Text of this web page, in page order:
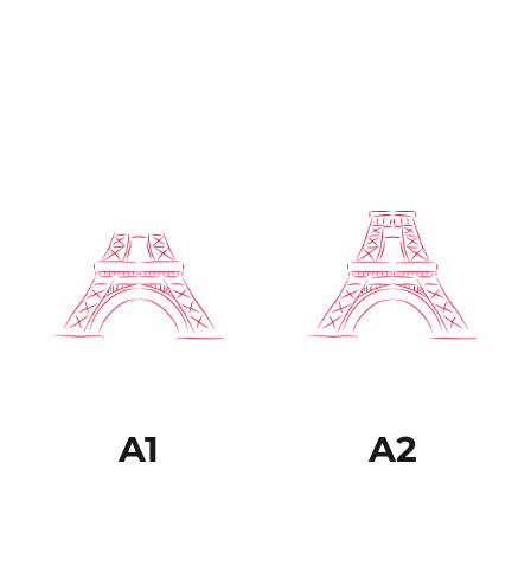
A1 A2
cuestiones que le son
conocidas, ya sea en
situaciones de trabajo, de
estudio o de ocio. Sabe
desenvolverse en la
mayor parte de las
situaciones que pueden
si son de carácter técnico
siempre que estén
dentro de su campo de
especialización. Puede
relacionarse con
hablantes nativos con un
grado suficiente de
fluidez y naturalidad de
interlocutores.